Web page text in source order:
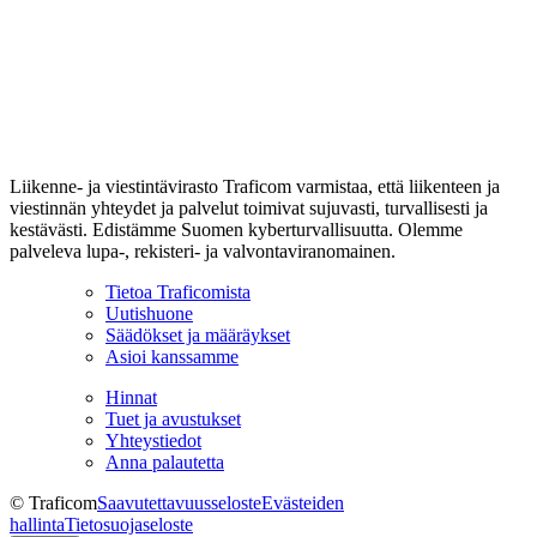
Liikenne- ja viestintävirasto Traficom varmistaa, että liikenteen ja
viestinnän yhteydet ja palvelut toimivat sujuvasti, turvallisesti ja
kestävästi. Edistämme Suomen kyberturvallisuutta. Olemme
palveleva lupa-, rekisteri- ja valvontaviranomainen.
Tietoa Traficomista
Uutishuone
Säädökset ja määräykset
Asioi kanssamme
Hinnat
Tuet ja avustukset
Yhteystiedot
Anna palautetta
© TraficomSaavutettavuusselosteEvästeiden
hallintaTietosuojaseloste